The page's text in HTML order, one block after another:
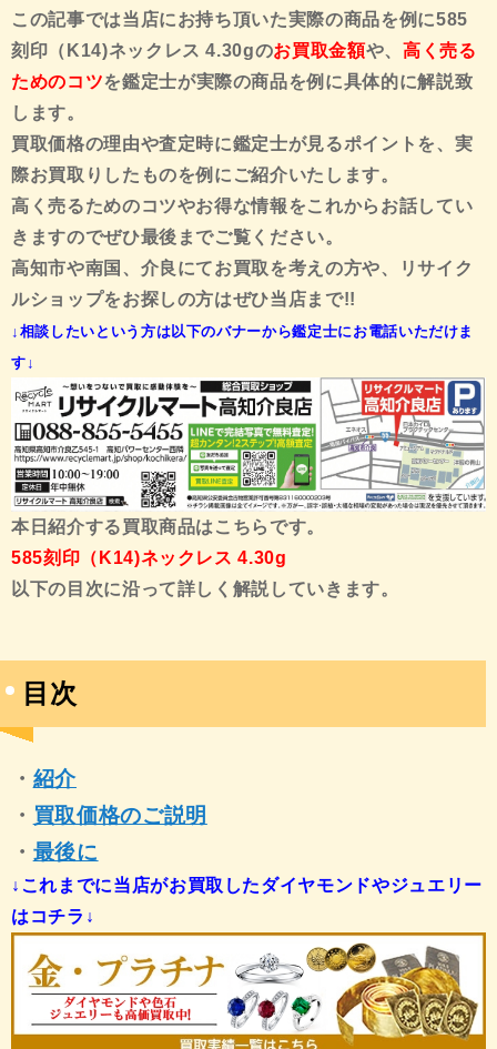
この記事では当店にお持ち頂いた実際の商品を例に585
刻印（K14)ネックレス 4.30gのお買取金額や、 高く売る
ためのコツを鑑定士が実際の商品を例に具体的に解説致
します。
買取価格の理由や査定時に鑑定士が見るポイントを、実
際お買取りしたものを例にご紹介いたします。
高く売るためのコツやお得な情報をこれからお話してい
きますのでぜひ最後までご覧ください。
高知市や南国、介良にてお買取を考えの方や、リサイク
ルショップをお探しの方はぜひ当店まで!!
↓相談したいという方は以下のバナーから鑑定士にお電話いただけま
す↓
本日紹介する買取商品はこちらです。
585刻印（K14)ネックレス 4.30g
以下の目次に沿って詳しく解説していきます。
目次
・ 紹介
・ 買取価格のご説明
・ 最後に
↓これまでに当店がお買取したダイヤモンドやジュエリー
はコチラ↓